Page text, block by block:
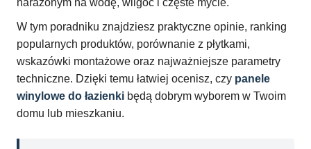
narażonym na wodę, wilgoć i częste mycie.
W tym poradniku znajdziesz praktyczne opinie, ranking
popularnych produktów, porównanie z płytkami,
wskazówki montażowe oraz najważniejsze parametry
techniczne. Dzięki temu łatwiej ocenisz, czy panele
winylowe do łazienki będą dobrym wyborem w Twoim
domu lub mieszkaniu.